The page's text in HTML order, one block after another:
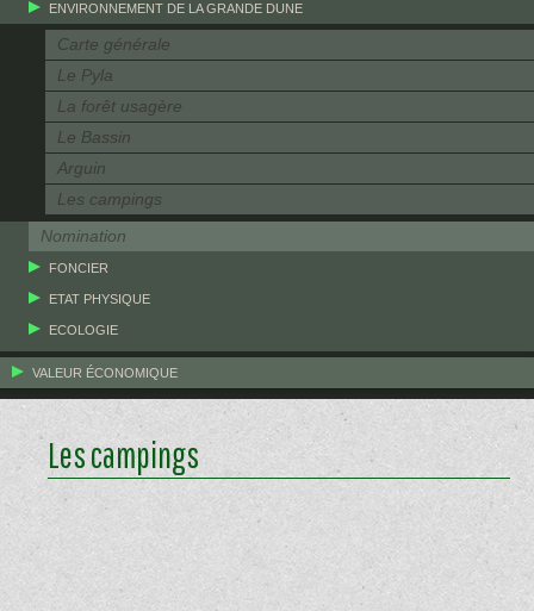
ENVIRONNEMENT DE LA GRANDE DUNE
Carte générale
Le Pyla
La forêt usagère
Le Bassin
Arguin
Les campings
Nomination
FONCIER
ETAT PHYSIQUE
ECOLOGIE
VALEUR ÉCONOMIQUE
Les campings